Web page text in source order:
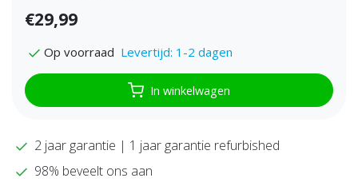
€29,99
Op voorraad Levertijd: 1-2 dagen
In winkelwagen
2 jaar garantie | 1 jaar garantie refurbished
98% beveelt ons aan